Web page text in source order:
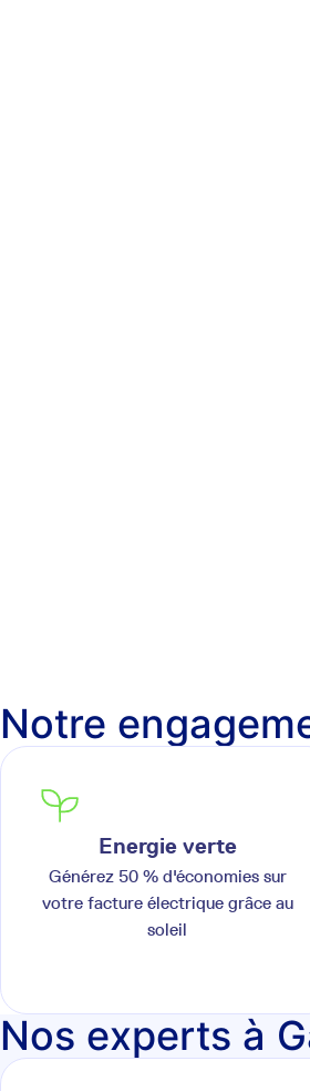
Notre
Energie verte
Générez 50 % d'économies sur
votre facture électrique grâce au
soleil
Nos experts à